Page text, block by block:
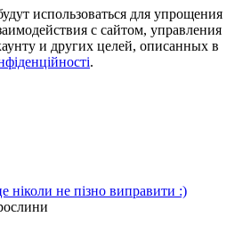
использоваться для упрощения
с сайтом, управления
и других целей, описанных в
.
ніколи не пізно виправити :)